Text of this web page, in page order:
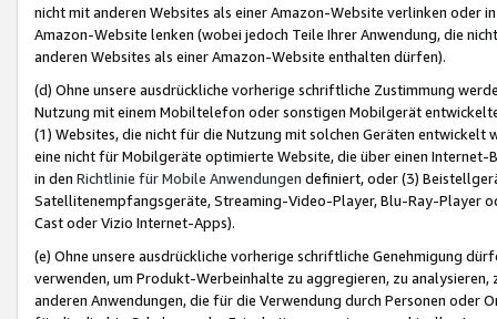
nicht mit anderen Websites als einer Amazon-Website verlinken oder
Amazon-Website lenken (wobei jedoch Teile Ihrer Anwendung, die
anderen Websites als einer Amazon-Website enthalten dürfen).
(d) Ohne unsere ausdrückliche vorherige schriftliche Zustimmung
Nutzung mit einem Mobiltelefon oder sonstigen Mobilgerät
(1) Websites, die nicht für die Nutzung mit solchen Geräten
eine nicht für Mobilgeräte optimierte Website, die über einen
in den Richtlinie für Mobile Anwendungen definiert, oder (3)
Satellitenempfangsgeräte, Streaming-Video-Player, Blu-Ray-Player
Cast oder Vizio Internet-Apps).
(e) Ohne unsere ausdrückliche vorherige schriftliche Genehmigung
verwenden, um Produkt-Werbeinhalte zu aggregieren, zu
anderen Anwendungen, die für die Verwendung durch Personen